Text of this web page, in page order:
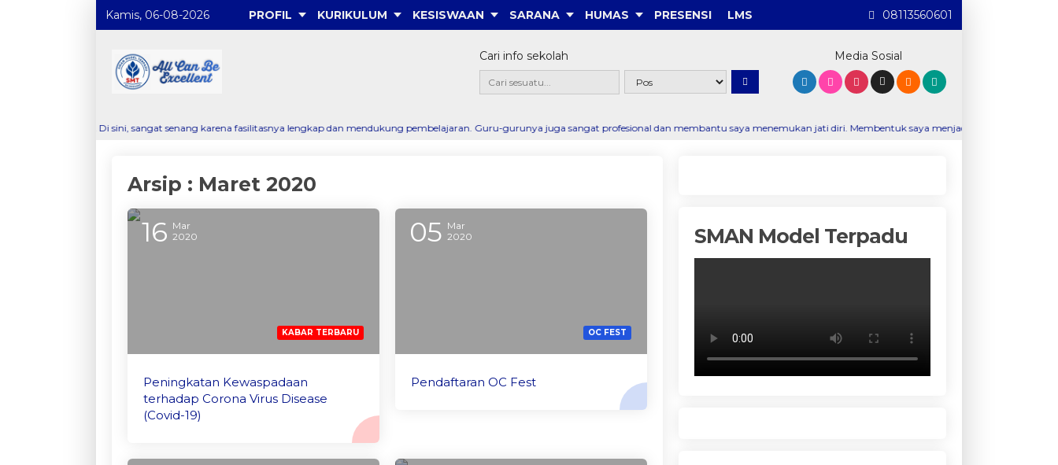
Kamis, 06-08-2026 PROFIL KURIKULUM KESISWAAN SARANA HUMAS PRESENSI LMS 08113560601
Cari info sekolah Media Sosial
Di sini, sangat senang karena fasilitasnya lengkap dan mendukung pembelajaran. Guru-gurunya juga sangat profesional dan membantu saya menemukan jati diri. Membentuk saya menjadi pribadi yang disiplin, percaya
Arsip : Maret 2020
16 Mar
2020
KABAR TERBARU
Peningkatan Kewaspadaan
terhadap Corona Virus Disease
(Covid-19)
05 Mar
2020
OC FEST
Pendaftaran OC Fest
SMAN Model Terpadu